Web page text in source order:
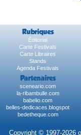
Rubriques
Éditorial
Carte Festivals
Carte Libraires
Stands
Agenda Festivals
Partenaires
sceneario.com
la-ribambulle.com
babelio.com
belles-dedicaces.blogspot
bedetheque.com
Copyright © 1997-2026